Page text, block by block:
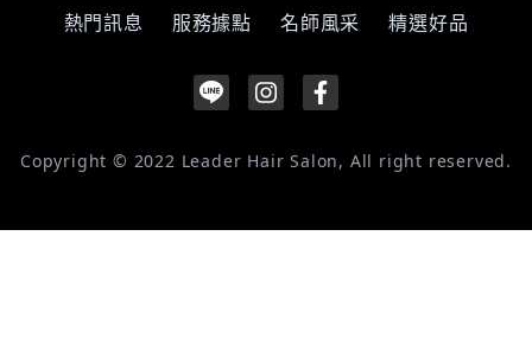
熱門訊息 服務據點 名師風采 精選好品
Copyright © 2022 Leader Hair Salon, All right reserved.